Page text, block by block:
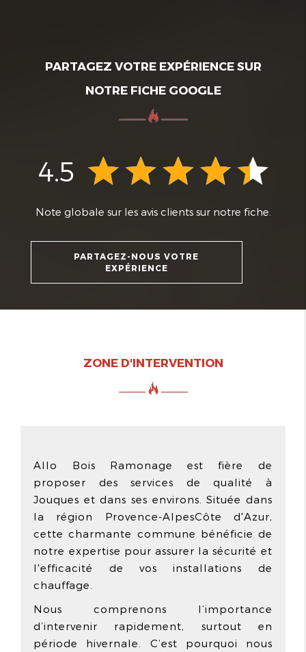
PARTAGEZ VOTRE EXPÉRIENCE SUR
NOTRE FICHE GOOGLE
4.5
Note globale sur les avis clients sur notre fiche.
PARTAGEZ-NOUS VOTRE
EXPÉRIENCE
ZONE D'INTERVENTION
Allo Bois Ramonage est fière de
proposer des services de qualité à
Jouques et dans ses environs. Située dans
la région Provence-AlpesCôte d'Azur,
cette charmante commune bénéficie de
notre expertise pour assurer la sécurité et
l'efficacité de vos installations de
chauffage.
Nous comprenons l’importance
d’intervenir rapidement, surtout en
période hivernale. C’est pourquoi nous